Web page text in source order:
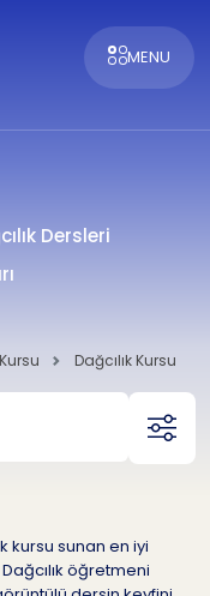
MENU
Dersleri
Dağcılık Kursu
kursu sunan en iyi
öğretmeni